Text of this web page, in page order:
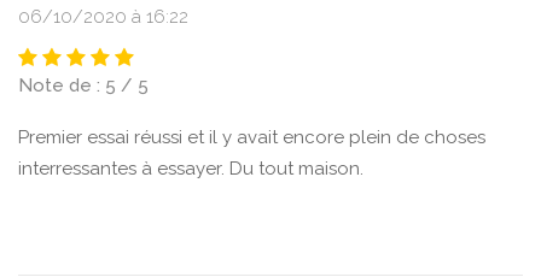
06/10/2020 à 16:22
Note de : 5 / 5
Premier essai réussi et il y avait encore plein de choses
interressantes à essayer. Du tout maison.